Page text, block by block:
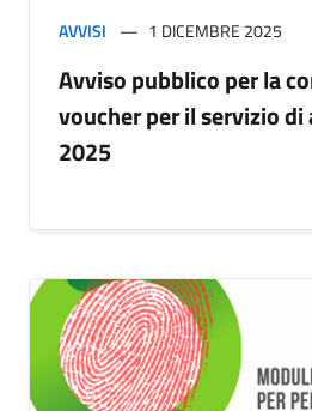
AVVISI 1 DICEMBRE 2025
Avviso pubblico per la
voucher per il servizio
2025